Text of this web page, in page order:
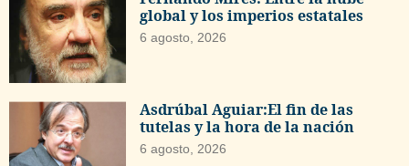
global y los imperios estatales
6 agosto, 2026
Asdrúbal Aguiar:El fin de las
tutelas y la hora de la nación
6 agosto, 2026